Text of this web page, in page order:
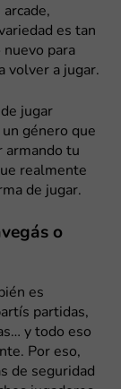
es tan
nuevo para
volver a jugar.
jugar
género que
armando tu
realmente
de jugar.
o
es
partidas,
y todo eso
Por eso,
de seguridad